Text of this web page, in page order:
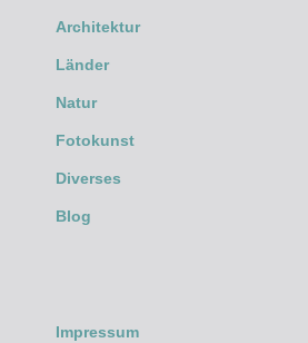
Architektur
Länder
Natur
Fotokunst
Diverses
Blog
Impressum